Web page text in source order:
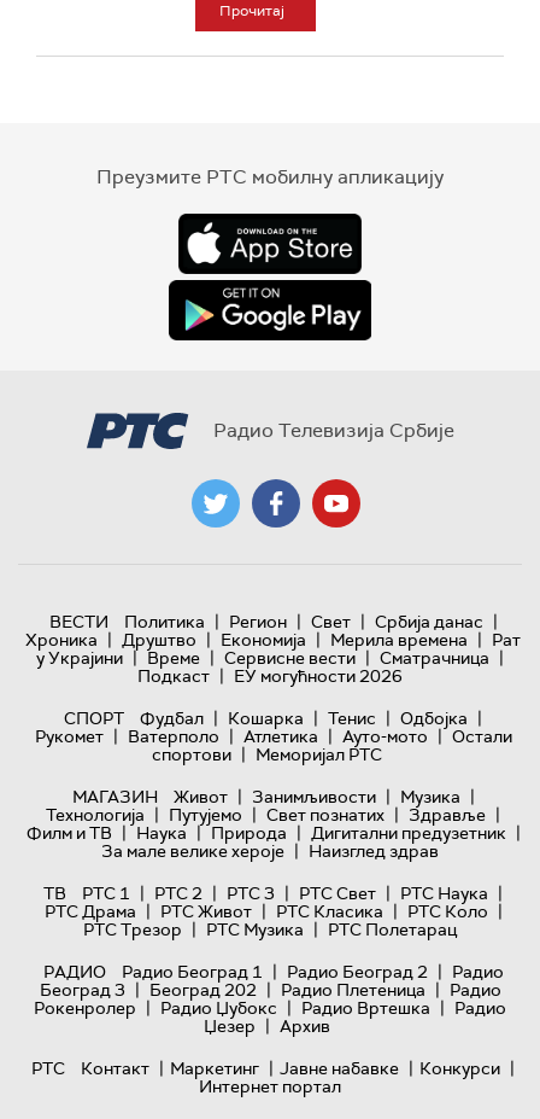
Прочитај
Преузмите РТС мобилну апликацију
Радио Телевизија Србије
ВЕСТИ Политика | Регион | Свет | Србија данас |
Хроника | Друштво | Економија | Мерила времена | Рат
у Украјини | Време | Сервисне вести | Сматрачница |
Подкаст | ЕУ могућности 2026
СПОРТ
Фудбал | Кошарка | Тенис | Одбојка |
Рукомет | Ватерполо | Атлетика | Ауто-мото | Остали
спортови | Меморијал РТС
МАГАЗИН
Живот | Занимљивости | Музика |
Технологијa | Путујемо | Свет познатих | Здравље |
Филм и ТВ | Наука | Природа | Дигитални предузетник |
За мале велике хероје | Наизглед здрав
ТВ
РТС 1 | РТС 2 | РТС 3 | РТС Свет | РТС Наука |
РТС Драма | РТС Живот | РТС Класика | РТС Коло |
РТС Трезор | РТС Музика | РТС Полетарац
РАДИО
Радио Београд 1 | Радио Београд 2 | Радио
Београд 3 | Београд 202 | Радио Плетеница | Радио
Рокенролер | Радио Џубокс | Радио Вртешка | Радио
Џезер | Архив
РТС
Контакт | Маркетинг | Јавне набавке | Конкурси |
Интернет портал